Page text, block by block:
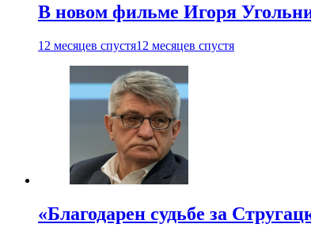
В новом фильме Игоря
12 месяцев спустя12 месяцев спустя
«Благодарен судьбе за